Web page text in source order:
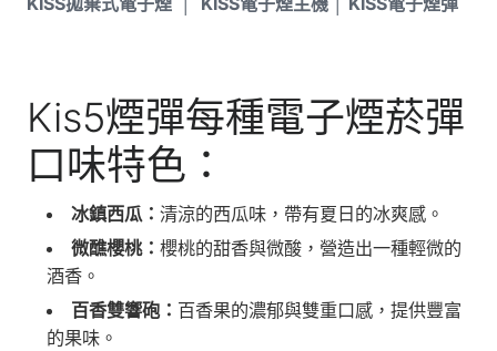
Kis5煙彈每種電子煙菸彈
口味特色：
冰鎮西瓜：清涼的西瓜味，帶有夏日的冰爽感。
微醮櫻桃：櫻桃的甜香與微酸，營造出一種輕微的
酒香。
百香雙響砲： 百香果的濃郁與雙重口感，提供豐富
的果味。